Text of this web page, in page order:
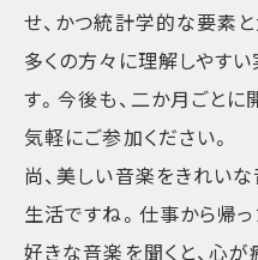
せ、かつ統計学的な要素
多くの方々に理解しやす
す。今後も、二か月ごと
気軽にご参加ください。
尚、美しい音楽をきれい
生活ですね。仕事から帰
好きな音楽を聞くと、心